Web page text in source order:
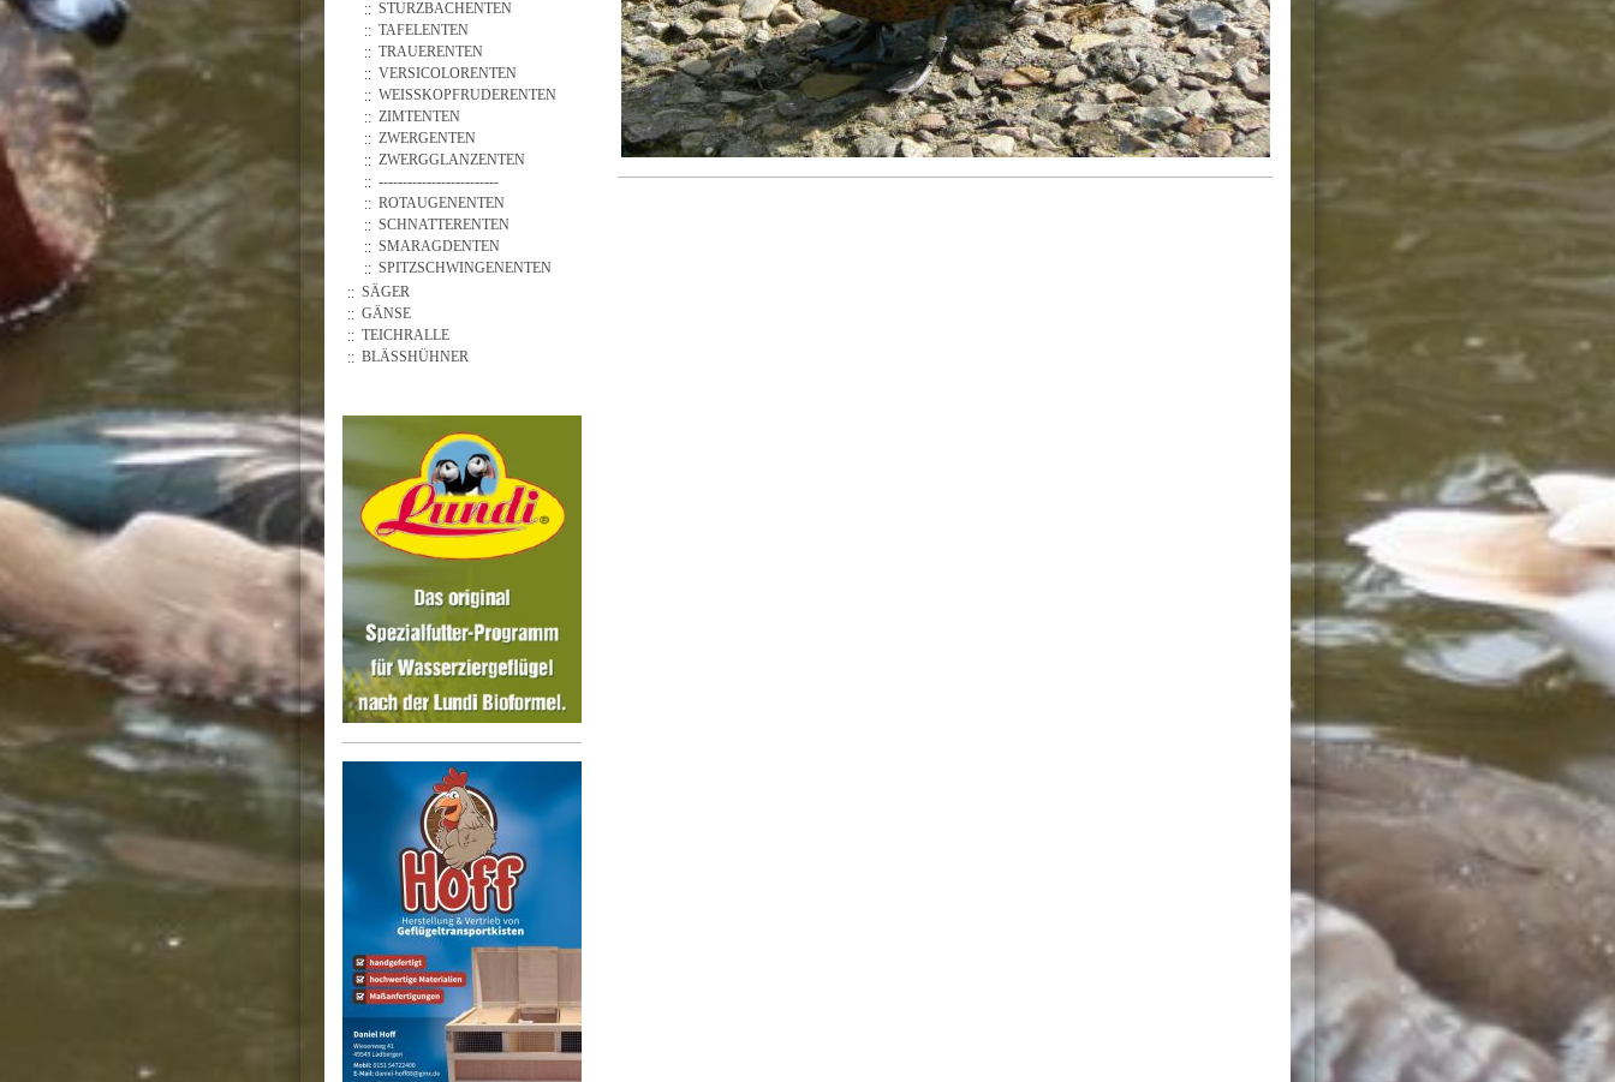
STURZBACHENTEN
TAFELENTEN
TRAUERENTEN
VERSICOLORENTEN
WEISSKOPFRUDERENTEN
ZIMTENTEN
ZWERGENTEN
ZWERGGLANZENTEN
-------------------------
ROTAUGENENTEN
SCHNATTERENTEN
SMARAGDENTEN
SPITZSCHWINGENENTEN
SÄGER
GÄNSE
TEICHRALLE
BLÄSSHÜHNER